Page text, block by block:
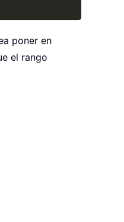
poner en
el rango